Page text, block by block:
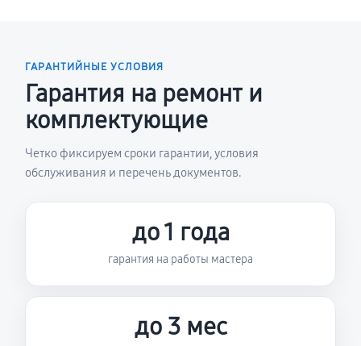
ГАРАНТИЙНЫЕ УСЛОВИЯ
Гарантия на ремонт и
комплектующие
Четко фиксируем сроки гарантии, условия
обслуживания и перечень документов.
до 1 года
гарантия на работы мастера
до 3 мес